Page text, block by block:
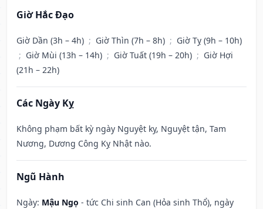
Giờ Hắc Đạo
Giờ Dần (3h – 4h) ; Giờ Thìn (7h – 8h) ; Giờ Tỵ (9h – 10h)
; Giờ Mùi (13h – 14h) ; Giờ Tuất (19h – 20h) ; Giờ Hợi
(21h – 22h)
Các Ngày Kỵ
Không phạm bất kỳ ngày Nguyệt kỵ, Nguyệt tận, Tam
Nương, Dương Công Kỵ Nhật nào.
Ngũ Hành
Ngày: Mậu Ngọ - tức Chi sinh Can (Hỏa sinh Thổ), ngày